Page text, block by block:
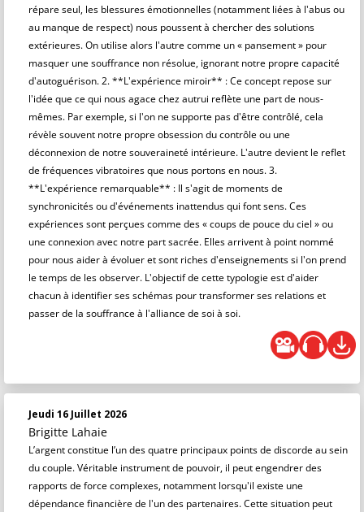
répare seul, les blessures émotionnelles (notamment liées à l'abus ou
au manque de respect) nous poussent à chercher des solutions
extérieures. On utilise alors l'autre comme un « pansement » pour
masquer une souffrance non résolue, ignorant notre propre capacité
d'autoguérison. 2. **L'expérience miroir** : Ce concept repose sur
l'idée que ce qui nous agace chez autrui reflète une part de nous-
mêmes. Par exemple, si l'on ne supporte pas d'être contrôlé, cela
révèle souvent notre propre obsession du contrôle ou une
déconnexion de notre souveraineté intérieure. L'autre devient le reflet
de fréquences vibratoires que nous portons en nous. 3.
**L'expérience remarquable** : Il s'agit de moments de
synchronicités ou d'événements inattendus qui font sens. Ces
expériences sont perçues comme des « coups de pouce du ciel » ou
une connexion avec notre part sacrée. Elles arrivent à point nommé
pour nous aider à évoluer et sont riches d'enseignements si l'on prend
le temps de les observer. L'objectif de cette typologie est d'aider
chacun à identifier ses schémas pour transformer ses relations et
passer de la souffrance à l'alliance de soi à soi.
Jeudi 16 Juillet 2026
Brigitte Lahaie
L’argent constitue l’un des quatre principaux points de discorde au sein
du couple. Véritable instrument de pouvoir, il peut engendrer des
rapports de force complexes, notamment lorsqu'il existe une
dépendance financière de l'un des partenaires. Cette situation peut